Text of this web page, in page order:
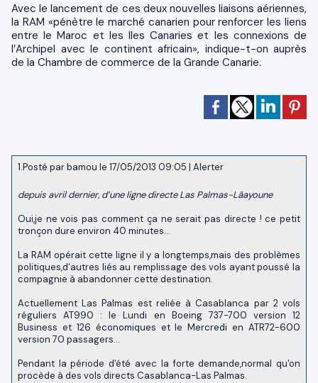
Avec le lancement de ces deux nouvelles liaisons aériennes,
la RAM «pénètre le marché canarien pour renforcer les liens
entre le Maroc et les Iles Canaries et les connexions de
l’Archipel avec le continent africain», indique-t-on auprès
de la Chambre de commerce de la Grande Canarie.
1.Posté parbamou le 17/05/2013 09:05 | Alerter
depuis avril dernier, d’une ligne directe Las Palmas-Lâayoune
Oui,je ne vois pas comment ça ne serait pas directe ! ce petit
tronçon dure environ 40 minutes...
La RAM opérait cette ligne il y a longtemps,mais des problèmes
politiques,d'autres liés au remplissage des vols ayant poussé la
compagnie à abandonner cette destination.
Actuellement Las Palmas est reliée à Casablanca par 2 vols
réguliers AT990 : le Lundi en Boeing 737-700 version 12
Business et 126 économiques et le Mercredi en ATR72-600
version 70 passagers...
Pendant la période d'été avec la forte demande,normal qu'on
procède à des vols directs Casablanca-Las Palmas.